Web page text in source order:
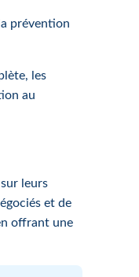
prévention
les
au
leurs
et de
offrant une